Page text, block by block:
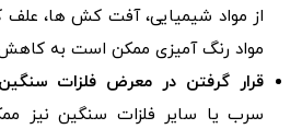
از مواد شیمیایی، آفت کش ها،
مواد رنگ آمیزی ممکن است به
قرار گرفتن در معرض فلزات
سرب یا سایر فلزات سنگین نیز